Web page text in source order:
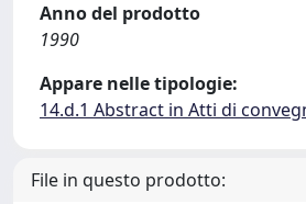
Anno del prodotto
1990
Appare nelle tipologie:
14.d.1 Abstract in Atti di
File in questo prodotto: